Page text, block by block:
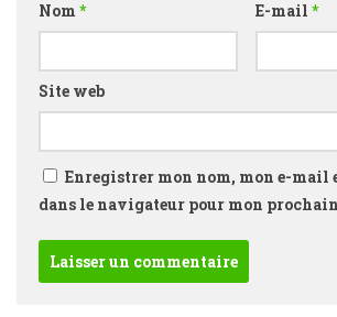
Nom * E-mail *
Site web
Enregistrer mon nom, mon e-mail
dans le navigateur pour mon